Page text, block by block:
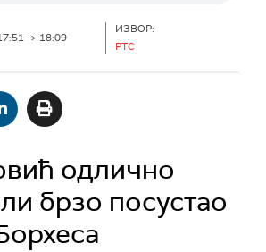
-> 18:09
ИЗВОР:
РТС
одлично
брзо посустао